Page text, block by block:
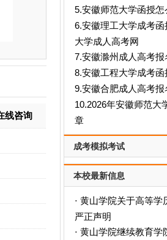
线咨询
5.安徽师范大学函授怎
6.安徽理工大学成考
大学成人高考网
7.安徽滁州成人高考报
8.安徽工程大学成考
9.安徽合肥成人高考报
10.2026年安徽师范大
章
成考模拟考试
本校最新信息
· 黄山学院关于高等学
严正声明
· 黄山学院继续教育学